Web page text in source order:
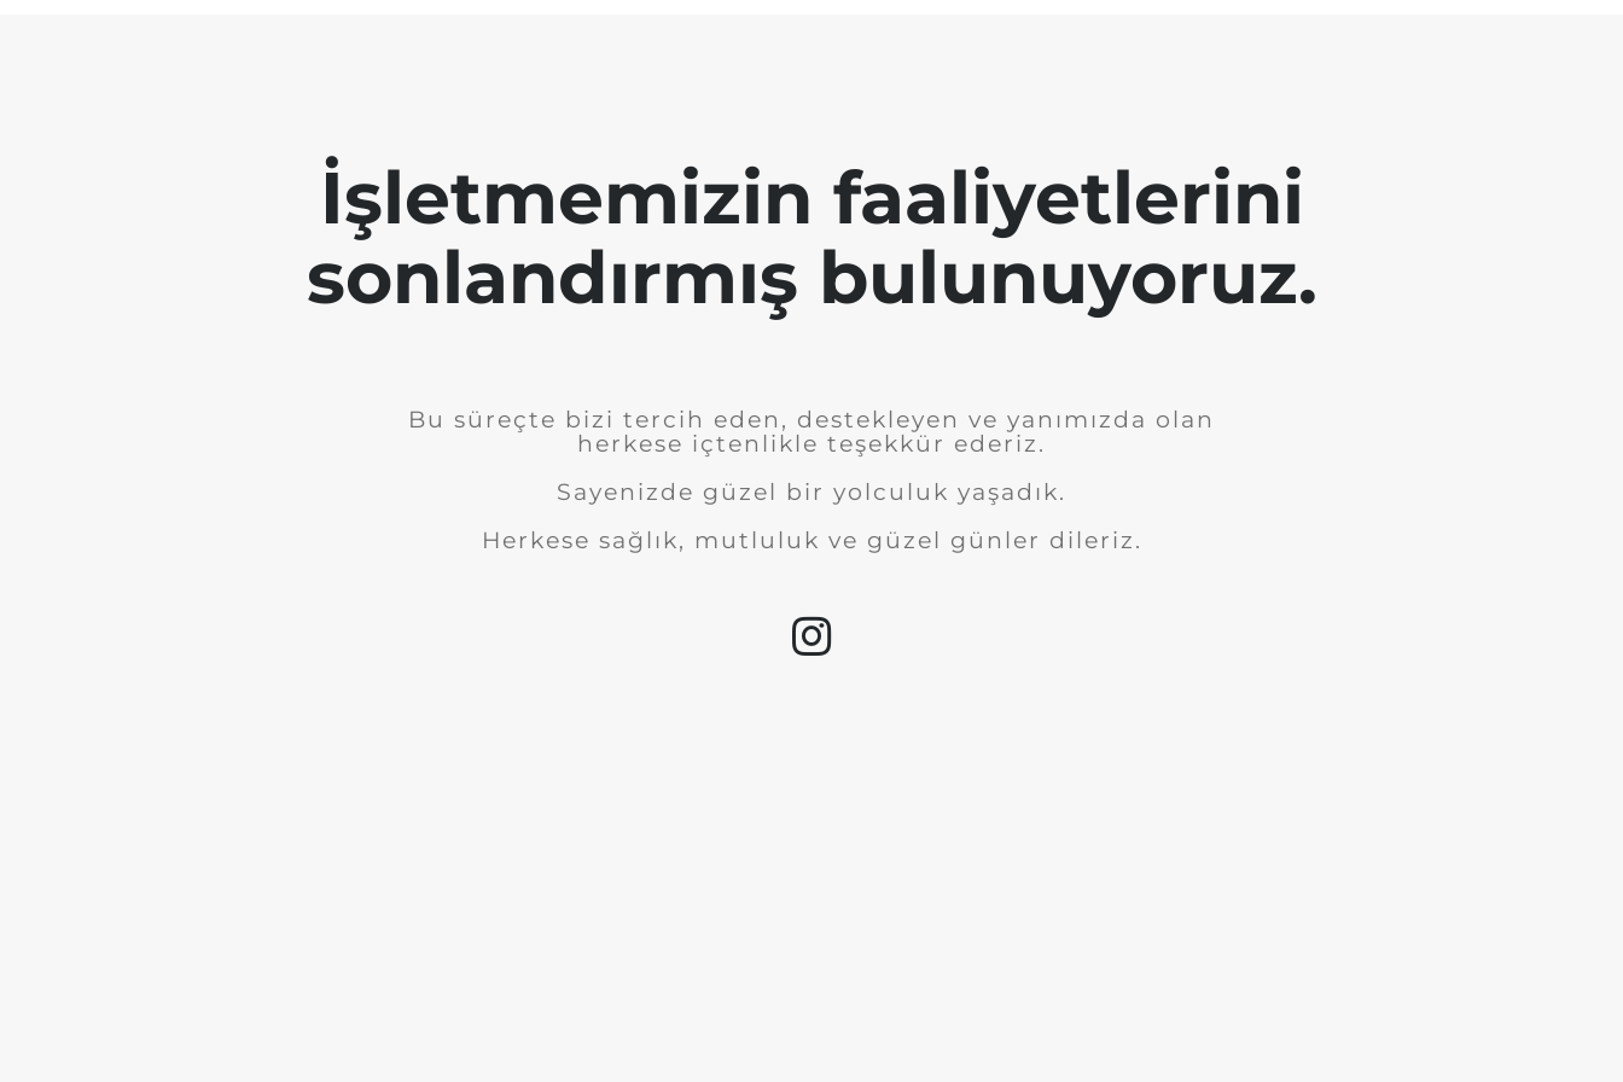
İşletmemizin faaliyetlerini
sonlandırmış bulunuyoruz.
Bu süreçte bizi tercih eden, destekleyen ve yanımızda olan
herkese içtenlikle teşekkür ederiz.
Sayenizde güzel bir yolculuk yaşadık.
Herkese sağlık, mutluluk ve güzel günler dileriz.